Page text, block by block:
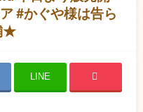
#かぐや様は告ら
★
LINE